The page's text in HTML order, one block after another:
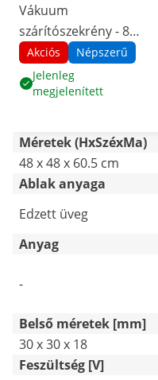
Vákuum
szárítószekrény - 800
W - 25 L
Akciós
Népszerű
Jelenleg
megjelenített
Méretek (HxSzéxMa)
48 x 48 x 60.5 cm
Ablak anyaga
Edzett üveg
Anyag
-
Belső méretek [mm]
30 x 30 x 18
Feszültség [V]